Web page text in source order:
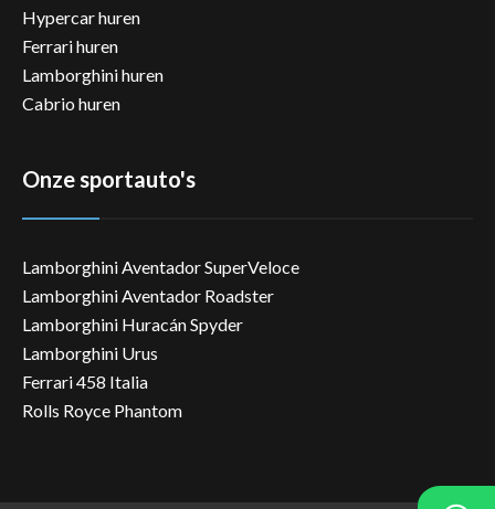
Hypercar huren
Ferrari huren
Lamborghini huren
Cabrio huren
Onze sportauto's
Lamborghini Aventador SuperVeloce
Lamborghini Aventador Roadster
Lamborghini Huracán Spyder
Lamborghini Urus
Ferrari 458 Italia
Rolls Royce Phantom